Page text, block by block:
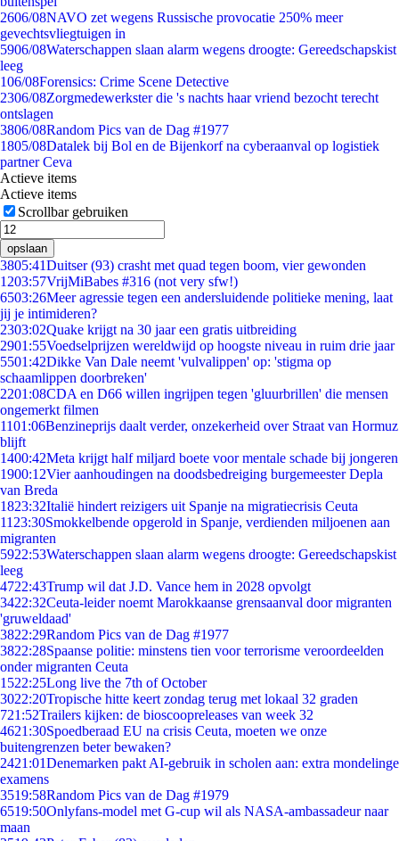
2606/08NAVO zet wegens Russische provocatie 250% meer
gevechtsvliegtuigen in
5906/08Waterschappen slaan alarm wegens droogte: Gereedschapskist
leeg
106/08Forensics: Crime Scene Detective
2306/08Zorgmedewerkster die 's nachts haar vriend bezocht terecht
ontslagen
3806/08Random Pics van de Dag #1977
1805/08Datalek bij Bol en de Bijenkorf na cyberaanval op logistiek
partner Ceva
Actieve items
Actieve items
Scrollbar gebruiken
opslaan
3805:41Duitser (93) crasht met quad tegen boom, vier gewonden
1203:57VrijMiBabes #316 (not very sfw!)
6503:26Meer agressie tegen een andersluidende politieke mening, laat
jij je intimideren?
2303:02Quake krijgt na 30 jaar een gratis uitbreiding
2901:55Voedselprijzen wereldwijd op hoogste niveau in ruim drie jaar
5501:42Dikke Van Dale neemt 'vulvalippen' op: 'stigma op
schaamlippen doorbreken'
2201:08CDA en D66 willen ingrijpen tegen 'gluurbrillen' die mensen
ongemerkt filmen
1101:06Benzineprijs daalt verder, onzekerheid over Straat van Hormuz
blijft
1400:42Meta krijgt half miljard boete voor mentale schade bij jongeren
1900:12Vier aanhoudingen na doodsbedreiging burgemeester Depla
van Breda
1823:32Italië hindert reizigers uit Spanje na migratiecrisis Ceuta
11 23:30Smokkelbende opgerold in Spanje, verdienden miljoenen aan
migranten
5922:53Waterschappen slaan alarm wegens droogte: Gereedschapskist
leeg
4722:43Trump wil dat J.D. Vance hem in 2028 opvolgt
3422:32Ceuta-leider noemt Marokkaanse grensaanval door migranten
'gruweldaad'
3822:29Random Pics van de Dag #1977
3822:28Spaanse politie: minstens tien voor terrorisme veroordeelden
onder migranten Ceuta
1522:25Long live the 7th of October
3022:20Tropische hitte keert zondag terug met lokaal 32 graden
721:52Trailers kijken: de bioscoopreleases van week 32
4621:30Spoedberaad EU na crisis Ceuta, moeten we onze
buitengrenzen beter bewaken?
2421:01Denemarken pakt AI-gebruik in scholen aan: extra mondelinge
examens
3519:58Random Pics van de Dag #1979
6519:50Onlyfans-model met G-cup wil als NASA-ambassadeur naar
maan